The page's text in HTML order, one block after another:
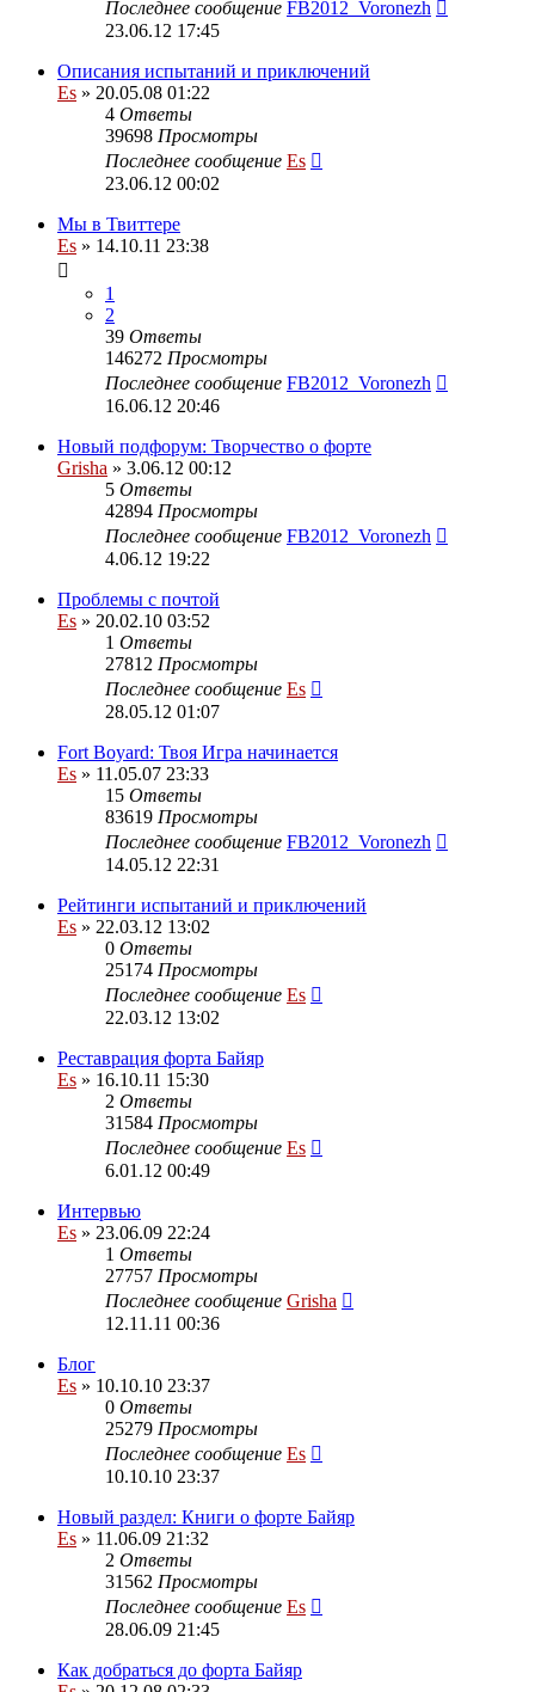
Последнее сообщение FB2012_Voronezh
23.06.12 17:45
Описания испытаний и приключений
Es » 20.05.08 01:22
4 Ответы
39698 Просмотры
Последнее сообщение Es
23.06.12 00:02
Мы в Твиттере
Es » 14.10.11 23:38
1
2
39 Ответы
146272 Просмотры
Последнее сообщение FB2012_Voronezh
16.06.12 20:46
Новый подфорум: Творчество о форте
Grisha » 3.06.12 00:12
5 Ответы
42894 Просмотры
Последнее сообщение FB2012_Voronezh
4.06.12 19:22
Проблемы с почтой
Es » 20.02.10 03:52
1 Ответы
27812 Просмотры
Последнее сообщение Es
28.05.12 01:07
Fort Boyard: Твоя Игра начинается
Es » 11.05.07 23:33
15 Ответы
83619 Просмотры
Последнее сообщение FB2012_Voronezh
14.05.12 22:31
Рейтинги испытаний и приключений
Es » 22.03.12 13:02
0 Ответы
25174 Просмотры
Последнее сообщение Es
22.03.12 13:02
Реставрация форта Байяр
Es » 16.10.11 15:30
2 Ответы
31584 Просмотры
Последнее сообщение Es
6.01.12 00:49
Интервью
Es » 23.06.09 22:24
1 Ответы
27757 Просмотры
Последнее сообщение Grisha
12.11.11 00:36
Блог
Es » 10.10.10 23:37
0 Ответы
25279 Просмотры
Последнее сообщение Es
10.10.10 23:37
Новый раздел: Книги о форте Байяр
Es » 11.06.09 21:32
2 Ответы
31562 Просмотры
Последнее сообщение Es
28.06.09 21:45
Как добраться до форта Байяр